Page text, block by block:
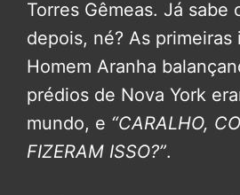
Torres Gêmeas. Já sabe
depois, né? As primeiras
Homem Aranha
prédios de Nova York
mundo, e “CARALHO,
FIZERAM ISSO?”.